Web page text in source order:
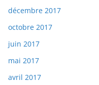
décembre 2017
octobre 2017
juin 2017
mai 2017
avril 2017